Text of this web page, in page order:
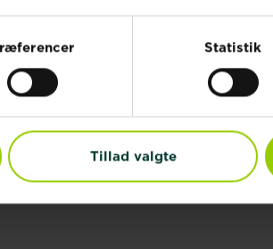
Statistik
Tillad valgte